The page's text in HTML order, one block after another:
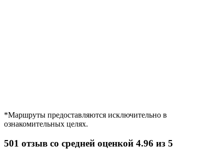
*Маршруты предоставляются исключительно в
ознакомительных целях.
501 отзыв со средней оценкой 4.96 из 5